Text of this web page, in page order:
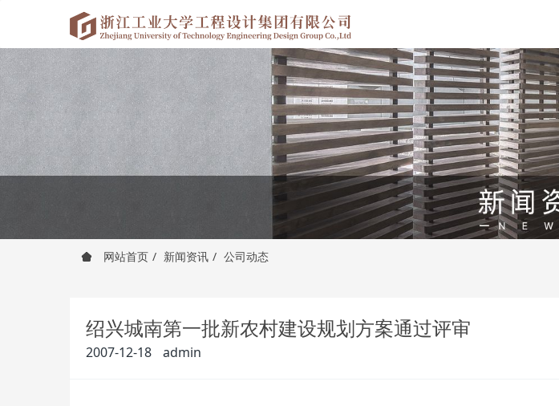
网站首页 新闻资讯 公司动态
绍兴城南第一批新农村建设规划方案通过评审
2007-12-18 admin